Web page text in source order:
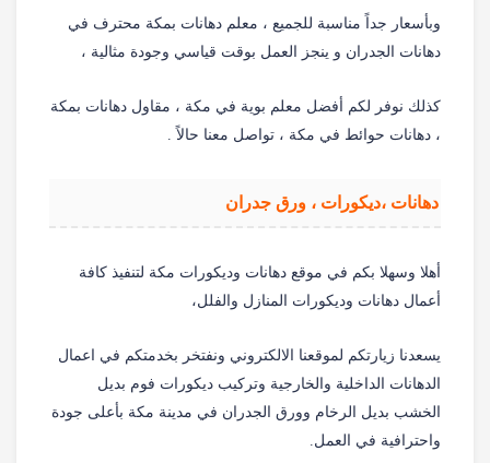
وبأسعار جداً مناسبة للجميع ، معلم دهانات بمكة محترف في
دهانات الجدران و ينجز العمل بوقت قياسي وجودة مثالية ،
كذلك نوفر لكم أفضل معلم بوية في مكة ، مقاول دهانات بمكة
، دهانات حوائط في مكة ، تواصل معنا حالاً .
دهانات ،ديكورات ، ورق جدران
أهلا وسهلا بكم في موقع دهانات وديكورات مكة لتنفيذ كافة
أعمال دهانات وديكورات المنازل والفلل،
يسعدنا زيارتكم لموقعنا الالكتروني ونفتخر بخدمتكم في اعمال
الدهانات الداخلية والخارجية وتركيب ديكورات فوم بديل
الخشب بديل الرخام وورق الجدران في مدينة مكة بأعلى جودة
واحترافية في العمل.